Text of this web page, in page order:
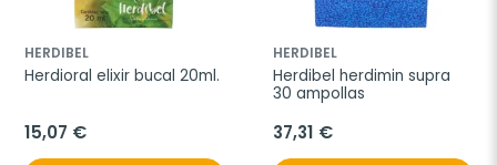
HERDIBEL
Herdioral elixir bucal 20ml.
15,07 €
HERDIBEL
Herdibel herdimin supra
30 ampollas
37,31 €